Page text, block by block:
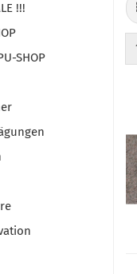
!!!
SHOP